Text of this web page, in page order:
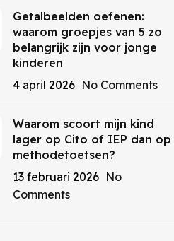
Getalbeelden oefenen:
waarom groepjes van 5 zo
belangrijk zijn voor jonge
kinderen
4 april 2026 No Comments
Waarom scoort mijn kind
lager op Cito of IEP dan op
methodetoetsen?
13 februari 2026 No
Comments